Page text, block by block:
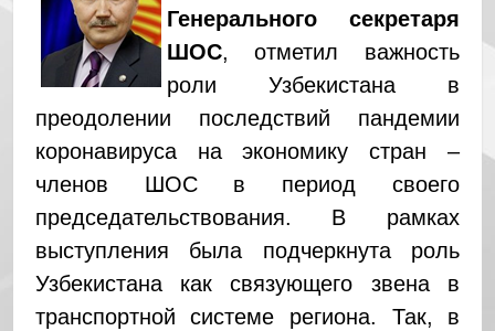
Генерального секретаря
ШОС, отметил важность
роли Узбекистана в
преодолении последствий пандемии
коронавируса на экономику стран –
членов ШОС в период своего
председательствования. В рамках
выступления была подчеркнута роль
Узбекистана как связующего звена в
транспортной системе региона. Так, в